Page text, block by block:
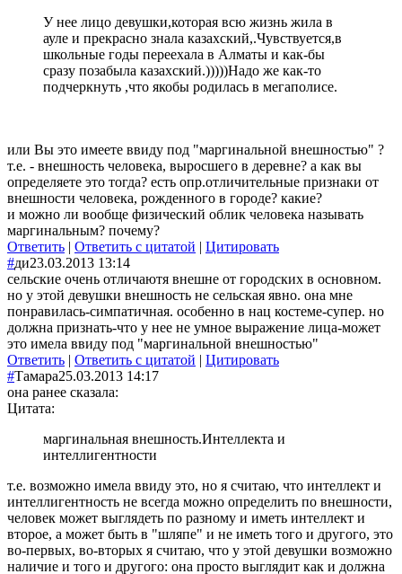
У нее лицо девушки,которая всю жизнь жила в
ауле и прекрасно знала казахский,.Чувствуется,в
школьные годы переехала в Алматы и как-бы
сразу позабыла казахский.)))))Надо же как-то
подчеркнуть ,что якобы родилась в мегаполисе.
или Вы это имеете ввиду под "маргинальной внешностью" ?
т.е. - внешность человека, выросшего в деревне? а как вы
определяете это тогда? есть опр.отличительные признаки от
внешности человека, рожденного в городе? какие?
и можно ли вообще физический облик человека называть
маргинальным? почему?
Ответить | Ответить с цитатой | Цитировать
#ди23.03.2013 13:14
сельские очень отличаютя внешне от городских в основном.
но у этой девушки внешность не сельская явно. она мне
понравилась-симпатичная. особенно в нац костеме-супер. но
должна признать-что у нее не умное выражение лица-может
это имела ввиду под "маргинальной внешностью"
Ответить | Ответить с цитатой | Цитировать
#Тамара25.03.2013 14:17
она ранее сказала:
Цитата:
маргинальная внешность.Интеллекта и
интеллигентности
т.е. возможно имела ввиду это, но я считаю, что интеллект и
интеллигентность не всегда можно определить по внешности,
человек может выглядеть по разному и иметь интеллект и
второе, а может быть в "шляпе" и не иметь того и другого, это
во-первых, во-вторых я считаю, что у этой девушки возможно
наличие и того и другого: она просто выглядит как и должна